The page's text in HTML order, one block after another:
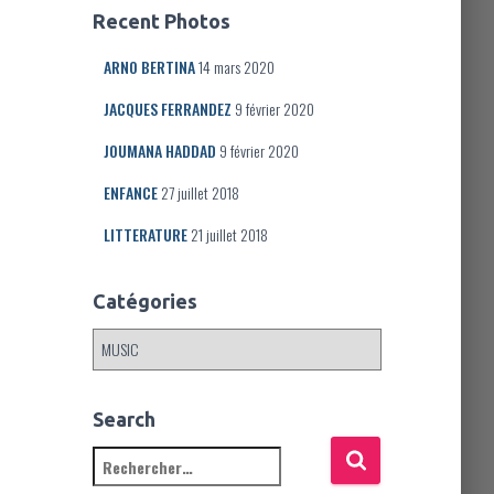
Recent Photos
ARNO BERTINA14 mars 2020
JACQUES FERRANDEZ 9 février 2020
JOUMANA HADDAD 9 février 2020
ENFANCE 27 juillet 2018
LITTERATURE 21 juillet 2018
Catégories
é
r
Search
e